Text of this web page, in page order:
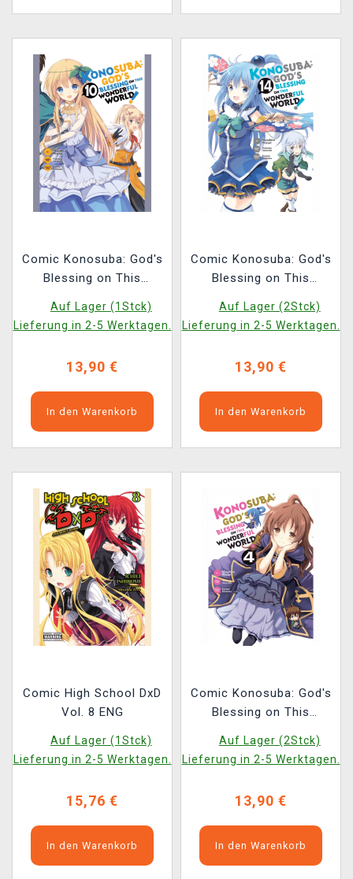
Comic Konosuba: God's
Blessing on This
10 ENG
Auf Lager (1Stck)
Lieferung in 2-5 Werktagen.
13,90 €
In den Warenkorb
Comic Konosuba: God's
Blessing on This
14 ENG
Auf Lager (2Stck)
Lieferung in 2-5 Werktagen.
13,90 €
In den Warenkorb
Comic High School DxD
Vol. 8 ENG
Auf Lager (1Stck)
Lieferung in 2-5 Werktagen.
15,76 €
In den Warenkorb
Comic Konosuba: God's
Blessing on This
ENG
Auf Lager (2Stck)
Lieferung in 2-5 Werktagen.
13,90 €
In den Warenkorb